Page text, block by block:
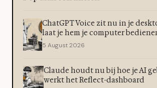
ChatGPT Voice zit nu in je
laat je hem je computer
5 August 2026
Claude houdt nu bij hoe je AI
werkt het Reflect-dashboard